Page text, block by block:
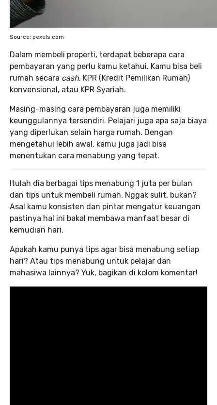
Source: pexels.com
Dalam membeli properti, terdapat beberapa cara
pembayaran yang perlu kamu ketahui. Kamu bisa beli
rumah secara cash, KPR (Kredit Pemilikan Rumah)
konvensional, atau KPR Syariah.
Masing-masing cara pembayaran juga memiliki
keunggulannya tersendiri. Pelajari juga apa saja biaya
yang diperlukan selain harga rumah. Dengan
mengetahui lebih awal, kamu juga jadi bisa
menentukan cara menabung yang tepat.
Itulah dia berbagai tips menabung 1 juta per bulan
dan tips untuk membeli rumah. Nggak sulit, bukan?
Asal kamu konsisten dan pintar mengatur keuangan
pastinya hal ini bakal membawa manfaat besar di
kemudian hari.
Apakah kamu punya tips agar bisa menabung setiap
hari? Atau tips menabung untuk pelajar dan
mahasiwa lainnya? Yuk, bagikan di kolom komentar!